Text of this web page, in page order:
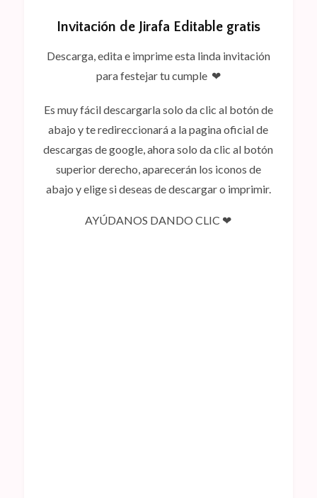
Invitación de Jirafa Editable gratis
Descarga, edita e imprime esta linda invitación
para festejar tu cumple ❤
Es muy fácil descargarla solo da clic al botón de
abajo y te redireccionará a la pagina oficial de
descargas de google, ahora solo da clic al botón
superior derecho, aparecerán los iconos de
abajo y elige si deseas de descargar o imprimir.
AYÚDANOS DANDO CLIC ❤